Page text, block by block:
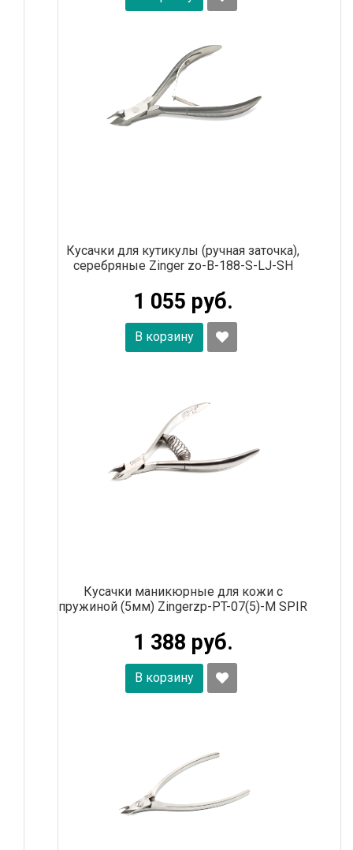
Кусачки для кутикулы (ручная заточка),
серебряные Zinger zo-B-188-S-LJ-SH
1 055 руб.
В корзину
Кусачки маникюрные для кожи с
пружиной (5мм) Zingerzp-PT-07(5)-M SPIR
1 388 руб.
В корзину